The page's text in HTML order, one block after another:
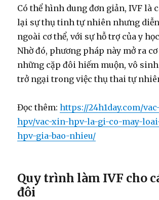
Có thể hình dung đơn giản, IVF là
lại sự thụ tinh tự nhiên nhưng
ngoài cơ thể, với sự hỗ trợ của y
Nhờ đó, phương pháp này mở ra
những cặp đôi hiếm muộn, vô
trở ngại trong việc thụ thai tự
Đọc thêm:https://24h1day.com/
hpv/vac-xin-hpv-la-gi-co-may-
hpv-gia-bao-nhieu/
Quy trình làm IVF cho
đôi